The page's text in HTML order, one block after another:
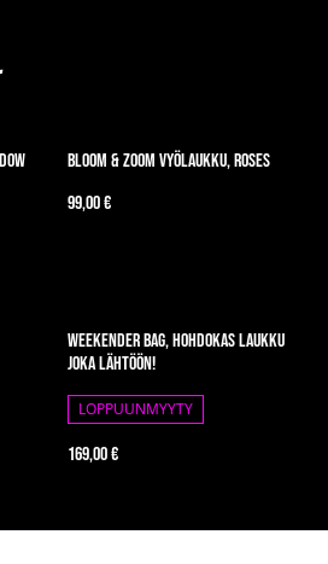
Bloom & Zoom Vyölaukku, Roses
99,00 €
Weekender Bag, hohdokas laukku
joka lähtöön!
LOPPUUNMYYTY
169,00 €